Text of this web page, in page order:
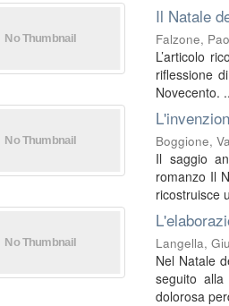
Il Natale
Falzone,
L’articolo
riflessione
Novecento.
Boggione,
Il saggio
romanzo Il
ricostruisce
Langella,
Nel Natale
seguito
dolorosa